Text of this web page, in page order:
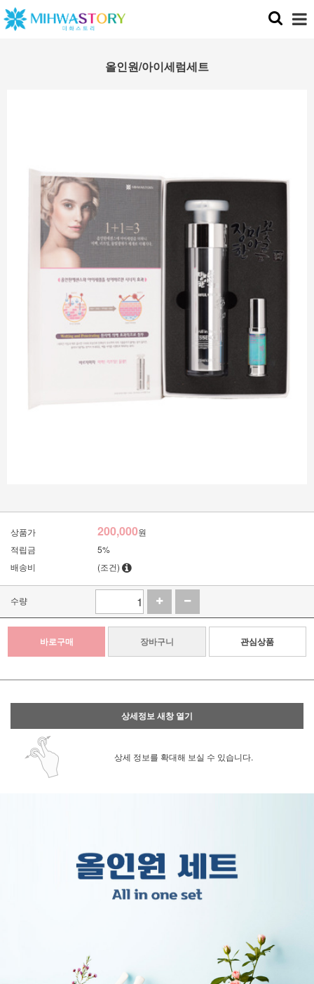
올인원/아이세럼세트
상품가 200,000원
적립금
5%
배송비
(조건)
수량
바로구매 장바구니 관심상품
상세정보 새창 열기
상세 정보를 확대해 보실 수 있습니다.